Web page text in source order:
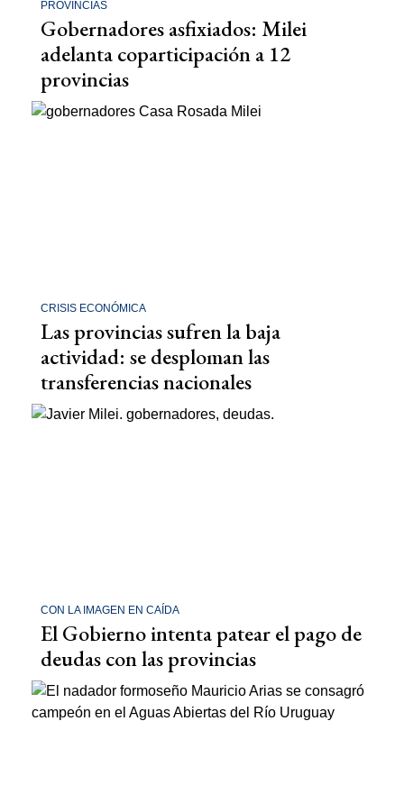
PROVINCIAS
Gobernadores asfixiados: Milei
adelanta coparticipación a 12
provincias
CRISIS ECONÓMICA
Las provincias sufren la baja
actividad: se desploman las
transferencias nacionales
CON LA IMAGEN EN CAÍDA
El Gobierno intenta patear el pago de
deudas con las provincias